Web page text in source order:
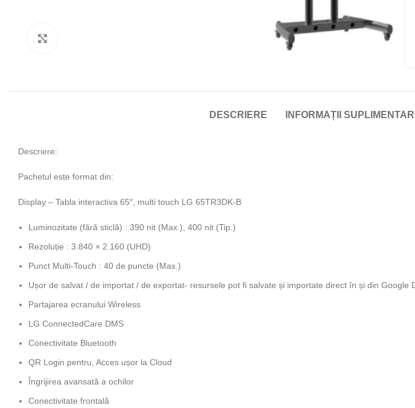
DESCRIERE INFORMAȚII
Descriere:
Pachetul este format din:
Display – Tabla interactiva 65″, multi touch LG 65TR3DK-B
Luminozitate (fără sticlă) : 390 nit (Max.), 400 nit (Tip.)
Rezoluție : 3.840 × 2.160 (UHD)
Punct Multi-Touch : 40 de puncte (Max.)
Ușor de salvat / de importat / de exportat- resursele pot fi salvate și importate direct în și din
Partajarea ecranului Wireless
LG ConnectedCare DMS
Conectivitate Bluetooth
QR Login pentru, Acces ușor la Cloud
Îngrijirea avansată a ochilor
Conectivitate frontală